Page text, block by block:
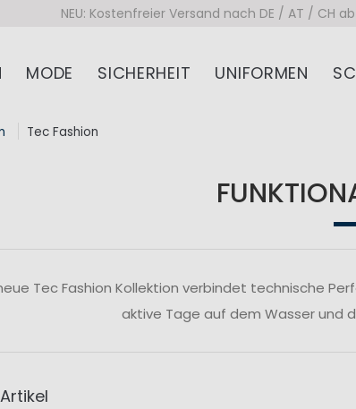
NEU: Kostenfreier Versand nach DE / AT / CH
MODE SICHERHEIT UNIFORMEN
Tec Fashion
Tec Fashion Kollektion verbindet technische
aktive Tage auf dem Wasser und
Artikel